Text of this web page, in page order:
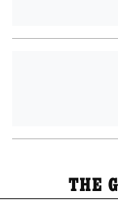
THE